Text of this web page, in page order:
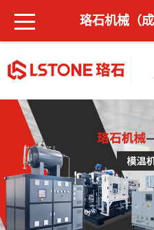
珞石机械（